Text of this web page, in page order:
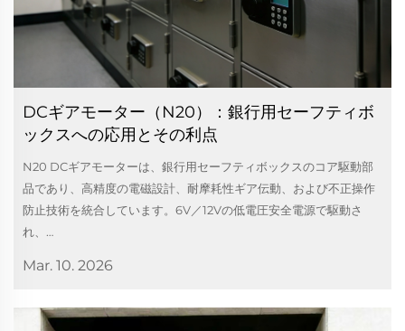
DCギアモーター（N20）：銀行用セーフティボ
ックスへの応用とその利点
N20 DCギアモーターは、銀行用セーフティボックスのコア駆動部
品であり、高精度の電磁設計、耐摩耗性ギア伝動、および不正操作
防止技術を統合しています。6V／12Vの低電圧安全電源で駆動さ
れ、…
Mar. 10. 2026